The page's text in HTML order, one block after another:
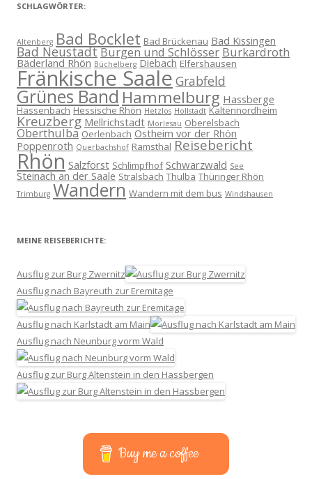
SCHLAGWÖRTER:
Altenberg Bad Bocklet Bad Brückenau Bad Kissingen
Bad NeustadtBurgen und Schlösser Burkardroth
Bäderland Rhön Büchelberg Diebach Elfershausen
Fränkische Saale Grabfeld
Grünes BandHammelburg Hassberge
Hassenbach Hessische Rhön Hetzlos Hollstadt Kaltennordheim
Kreuzberg Mellrichstadt Morlesau Oberelsbach
Oberthulba Oerlenbach Ostheim vor der Rhön
Poppenroth Querbachshof Ramsthal Reisebericht
Rhön Salzforst Schlimpfhof Schwarzwald See
Steinach an der Saale Stralsbach Thulba Thüringer Rhön
Trimburg Wandern Wandern mit dem bus Windshausen
MEINE REISEBERICHTE:
Ausflug zur Burg Zwernitz
Ausflug nach Bayreuth zur Eremitage
Ausflug nach Karlstadt am Main
Ausflug nach Neunburg vorm Wald
Ausflug zur Burg Altenstein in den Hassbergen
Buy me a coffee